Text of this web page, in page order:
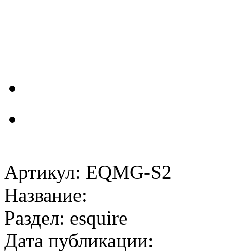
Артикул: EQMG-S2
Название:
Раздел: esquire
Дата публикации: